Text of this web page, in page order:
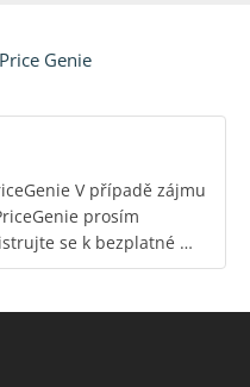
Genie
V případě zájmu
prosím
se k bezplatné …